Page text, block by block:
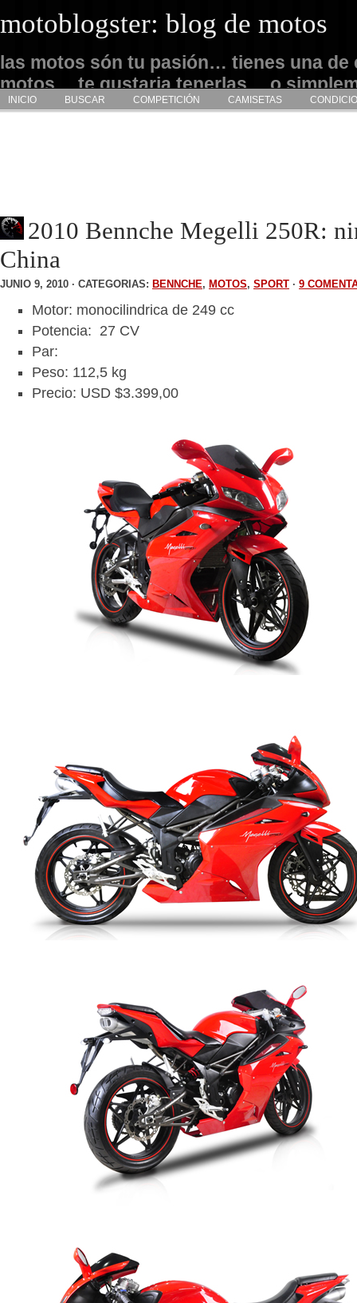
motoblogster: blog de motos
las motos són tu pasión… tienes una de
motos… te gustaria tenerlas… o
admirarlas… este es tu sitio
INICIO BUSCAR COMPETICIÓN CAMISETAS
2010 Bennche Megelli 250R:
China
JUNIO 9, 2010 · CATEGORIAS: BENNCHE, MOTOS, SPORT · 9
Motor: monocilindrica de 249 cc
Potencia: 27 CV
Par:
Peso: 112,5 kg
Precio: USD $3.399,00